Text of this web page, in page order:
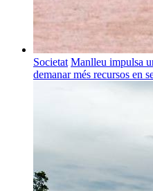
Societat Manlleu impulsa
demanar més recursos en